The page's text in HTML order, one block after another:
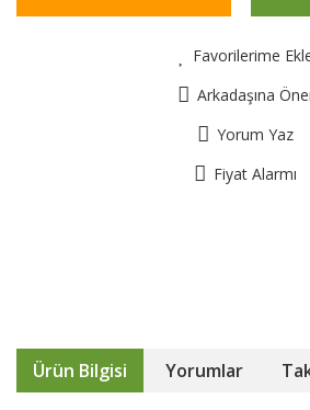
Favorilerime
Arkadaşına
Yorum Yaz
Fiyat Alarmı
Ürün Bilgisi Yorumlar